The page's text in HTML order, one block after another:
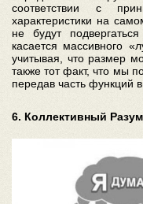
соответствии с
характеристики на
не будут
касается массивного
учитывая, что размер
также тот факт, что мы
передав часть функций
6. Коллективный Разум